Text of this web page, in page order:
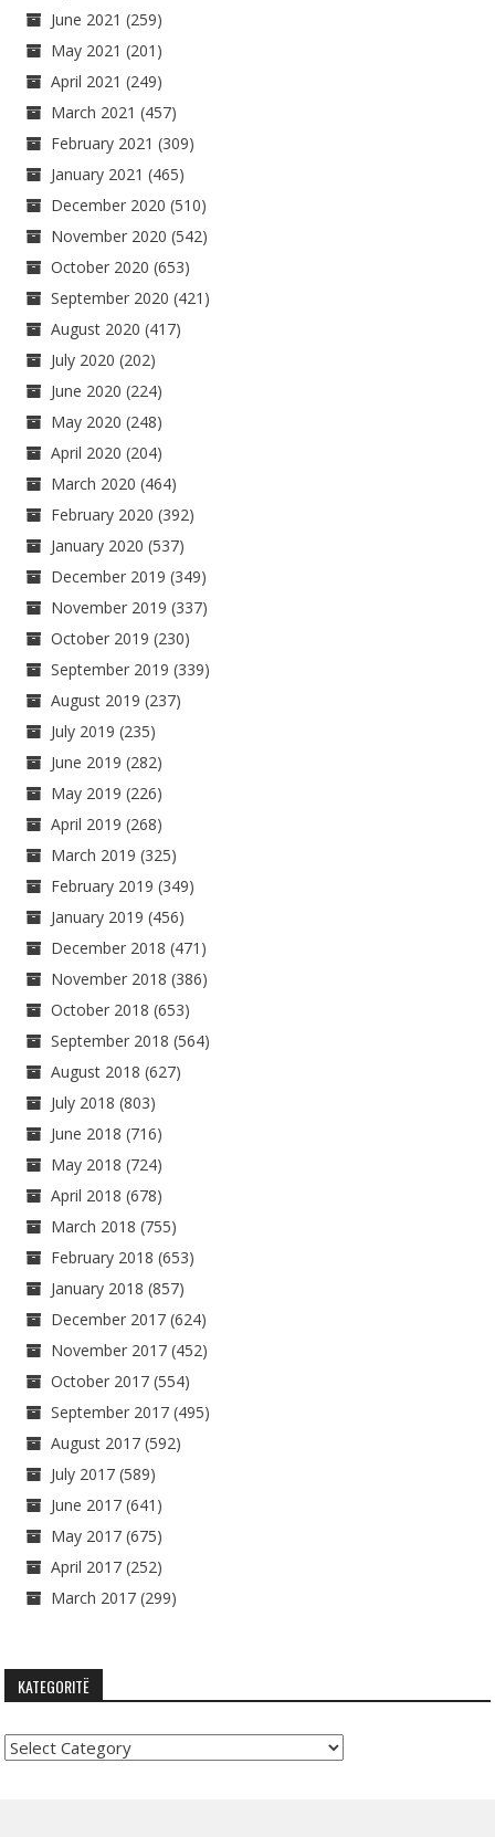
June 2021 (259)
May 2021 (201)
April 2021 (249)
March 2021 (457)
February 2021 (309)
January 2021 (465)
December 2020 (510)
November 2020 (542)
October 2020 (653)
September 2020 (421)
August 2020 (417)
July 2020 (202)
June 2020 (224)
May 2020 (248)
April 2020 (204)
March 2020 (464)
February 2020 (392)
January 2020 (537)
December 2019 (349)
November 2019 (337)
October 2019 (230)
September 2019 (339)
August 2019 (237)
July 2019 (235)
June 2019 (282)
May 2019 (226)
April 2019 (268)
March 2019 (325)
February 2019 (349)
January 2019 (456)
December 2018 (471)
November 2018 (386)
October 2018 (653)
September 2018 (564)
August 2018 (627)
July 2018 (803)
June 2018 (716)
May 2018 (724)
April 2018 (678)
March 2018 (755)
February 2018 (653)
January 2018 (857)
December 2017 (624)
November 2017 (452)
October 2017 (554)
September 2017 (495)
August 2017 (592)
July 2017 (589)
June 2017 (641)
May 2017 (675)
April 2017 (252)
March 2017 (299)
KATEGORITË
Kategoritë